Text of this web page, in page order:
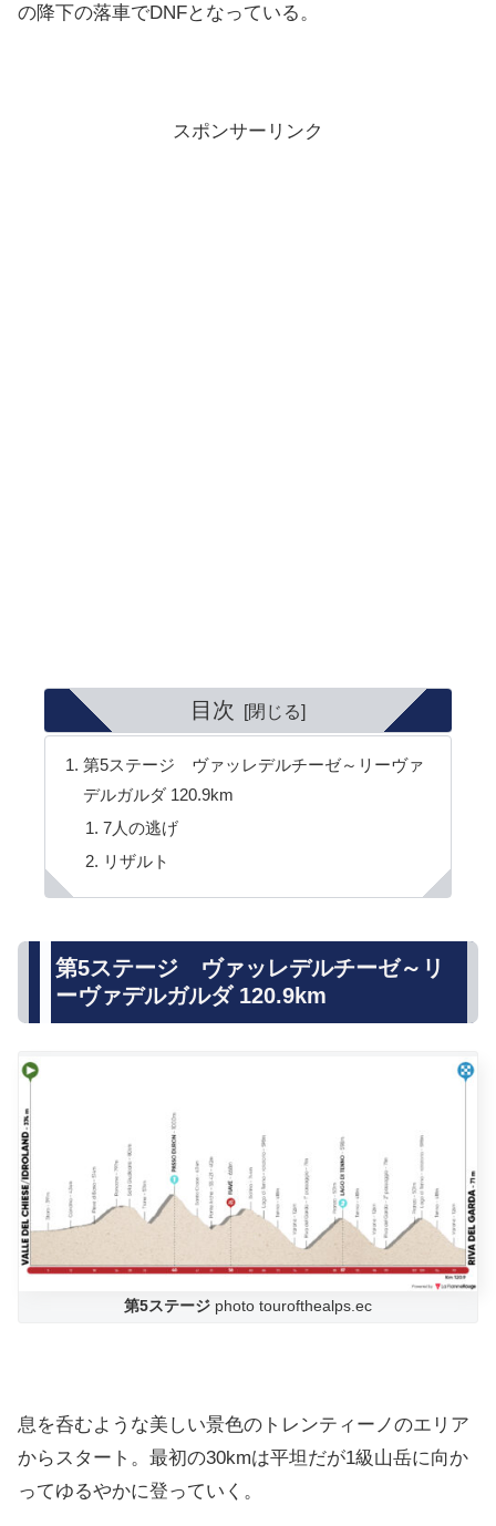
の降下の落車でDNFとなっている。
スポンサーリンク
目次
第5ステージ ヴァッレデルチーゼ～リーヴァ
デルガルダ 120.9km
7人の逃げ
リザルト
第5ステージ ヴァッレデルチーゼ～リ
ーヴァデルガルダ 120.9km
第5ステージ photo tourofthealps.ec
息を呑むような美しい景色のトレンティーノのエリア
からスタート。最初の30kmは平坦だが1級山岳に向か
ってゆるやかに登っていく。